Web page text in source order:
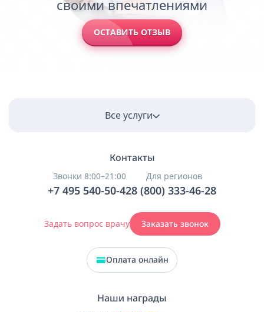
своими впечатлениями
ОСТАВИТЬ ОТЗЫВ
Все услуги
Контакты
Звонки 8:00–21:00
+7 495 540-50-42
Для регионов
8 (800) 333-46-28
Задать вопрос врачу Заказать звонок
Оплата онлайн
Наши награды